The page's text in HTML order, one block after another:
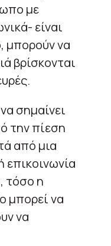
με
είναι
μπορούν να
βρίσκονται
σημαίνει
την πίεση
από μια
επικοινωνία
τόσο η
μπορεί να
να